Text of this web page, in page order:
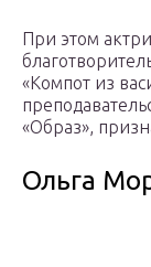
При этом
«Компот из
«Образ»,
Ольга